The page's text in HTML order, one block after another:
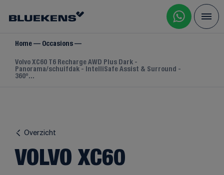
Home Occasions
Volvo XC60 T6 Recharge AWD Plus Dark -
Panorama/schuifdak - IntelliSafe Assist & Surround -
360º...
Overzicht
VOLVO XC60